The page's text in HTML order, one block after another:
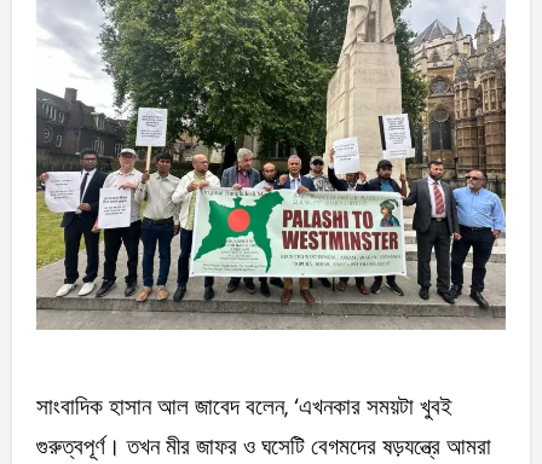
সাংবাদিক হাসান আল জাবেদ বলেন, ‘এখনকার সময়টা খুবই
গুরুত্বপূর্ণ। তখন মীর জাফর ও ঘসেটি বেগমদের ষড়যন্ত্রে আমরা